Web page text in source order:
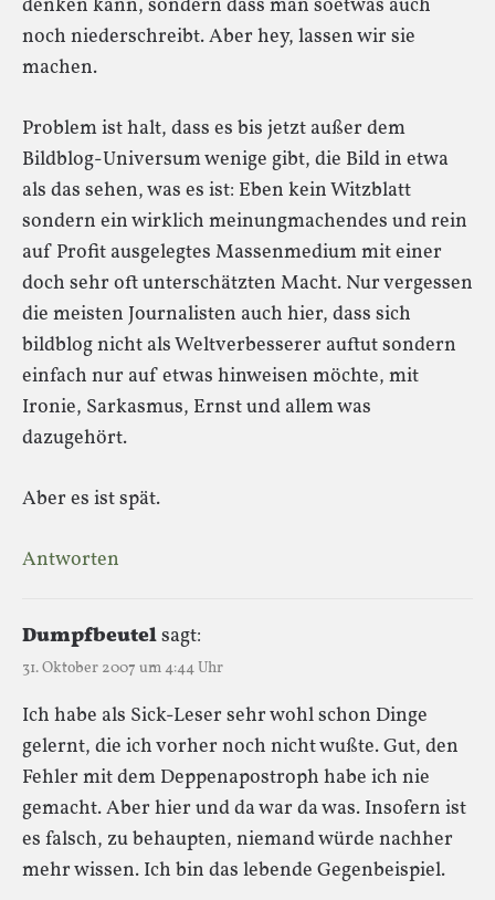
denken kann, sondern dass man soetwas auch
noch niederschreibt. Aber hey, lassen wir sie
machen.
Problem ist halt, dass es bis jetzt außer dem
Bildblog-Universum wenige gibt, die Bild in etwa
als das sehen, was es ist: Eben kein Witzblatt
sondern ein wirklich meinungmachendes und rein
auf Profit ausgelegtes Massenmedium mit einer
doch sehr oft unterschätzten Macht. Nur vergessen
die meisten Journalisten auch hier, dass sich
bildblog nicht als Weltverbesserer auftut sondern
einfach nur auf etwas hinweisen möchte, mit
Ironie, Sarkasmus, Ernst und allem was
dazugehört.
Aber es ist spät.
Antworten
Dumpfbeutelsagt:
31. Oktober 2007 um 4:44 Uhr
Ich habe als Sick-Leser sehr wohl schon Dinge
gelernt, die ich vorher noch nicht wußte. Gut, den
Fehler mit dem Deppenapostroph habe ich nie
gemacht. Aber hier und da war da was. Insofern ist
es falsch, zu behaupten, niemand würde nachher
mehr wissen. Ich bin das lebende Gegenbeispiel.